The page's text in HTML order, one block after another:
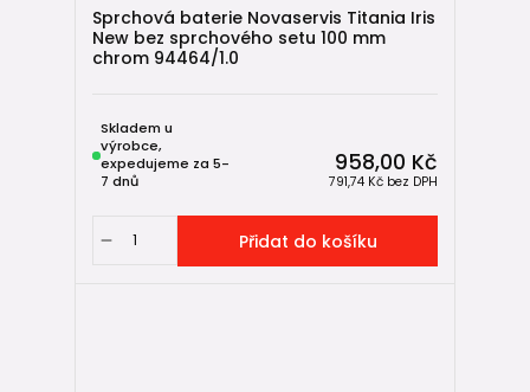
Sprchová baterie Novaservis Titania Iris
New bez sprchového setu 100 mm
chrom 94464/1.0
958,00 Kč
791,74 Kč bez DPH
Skladem u
výrobce,
expedujeme za 5-
7 dnů
Přidat do košíku